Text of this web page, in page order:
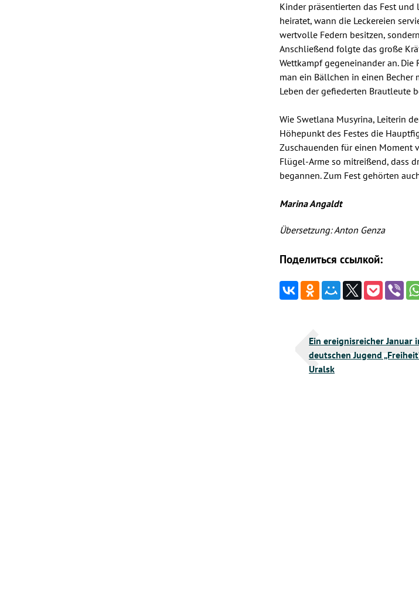
Kinder präsentierten das Fest
heiratet, wann die Leckereien
wertvolle Federn besitzen,
Anschließend folgte das große
Wettkampf gegeneinander an.
man ein Bällchen in einen Becher
Leben der gefiederten Brautleute
Wie Swetlana Musyrina, Leiterin
Höhepunkt des Festes die
Zuschauenden für einen Moment
Flügel-Arme so mitreißend, dass
begannen. Zum Fest gehörten
Marina Angaldt
Übersetzung: Anton Genza
Поделиться ссылкой:
Ein ereignisreicher Januar
deutschen Jugend
Uralsk